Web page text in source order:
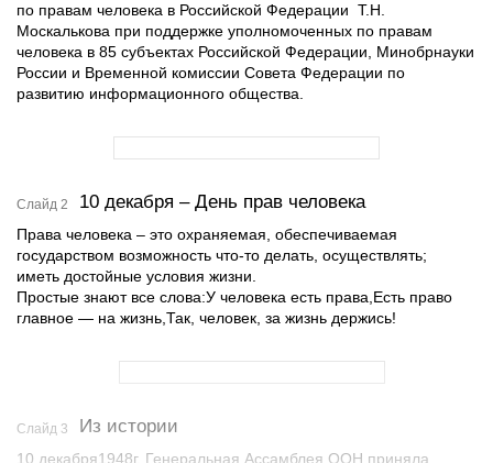
по правам человека в Российской Федерации Т.Н.
Москалькова при поддержке уполномоченных по правам
человека в 85 субъектах Российской Федерации, Минобрнауки
России и Временной комиссии Совета Федерации по
развитию информационного общества.
Слайд 2 10 декабря – День прав человека
Права человека – это охраняемая, обеспечиваемая
государством возможность что-то делать, осуществлять;
иметь достойные условия жизни.
Простые знают все слова:У человека есть права,Есть право
главное — на жизнь,Так, человек, за жизнь держись!
Слайд 3 Из истории
10 декабря1948г. Генеральная Ассамблея ООН приняла